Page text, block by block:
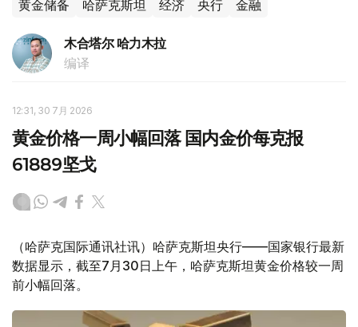
黄金储备 哈萨克斯坦 经济 央行 金融
木合塔尔 哈力木拉
编译
12:31, 30 7月 2026
黄金价格一周小幅回落 国内金价每克报
61889坚戈
（哈萨克国际通讯社讯）哈萨克斯坦央行——国家银行最新
数据显示，截至7月30日上午，哈萨克斯坦黄金价格较一周
前小幅回落。